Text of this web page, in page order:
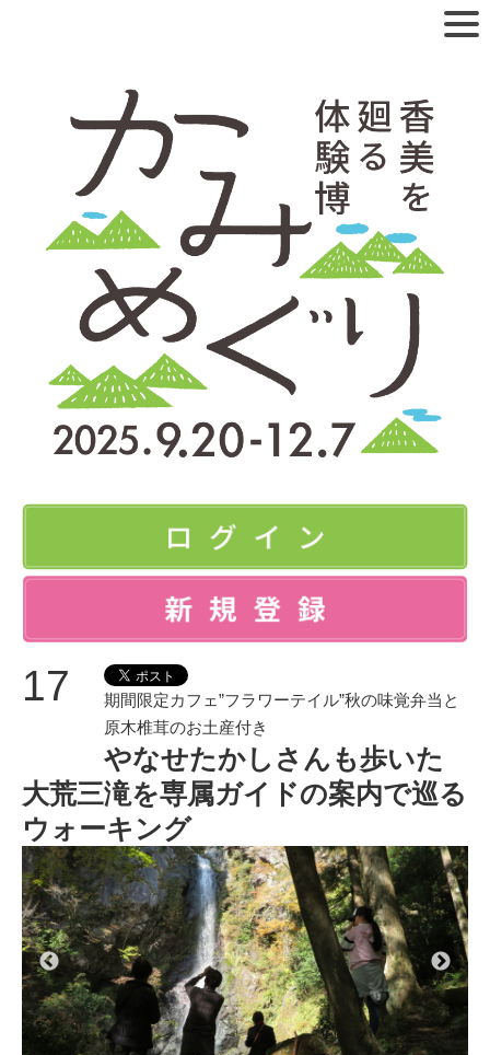
17
期間限定カフェ”フラワーテイル”秋の味覚弁当と
原木椎茸のお土産付き
やなせたかしさんも歩いた
大荒三滝を専属ガイドの案内で巡る
ウォーキング